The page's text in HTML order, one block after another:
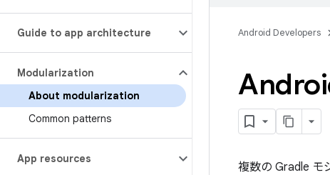
Guide to app architecture
Modularization
About modularization
Common patterns
App resources
Android Developers
複数の Gradle モ